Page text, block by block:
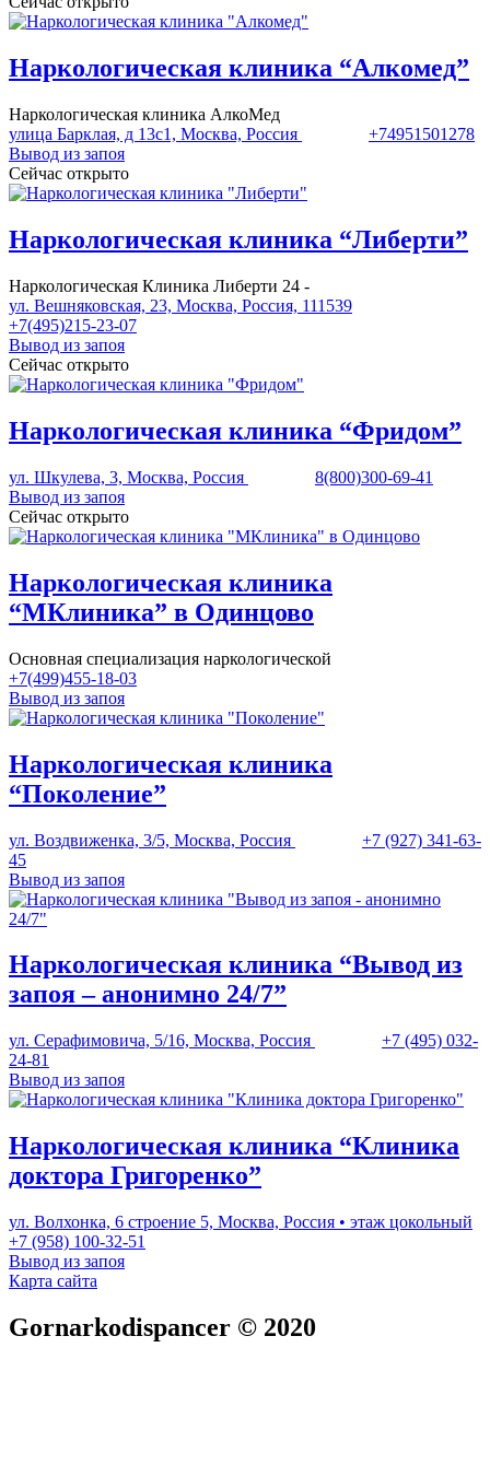
Наркологическая клиника “Алкомед”
Наркологическая клиника АлкоМед
улица Барклая, д 13с1, Москва, Россия
+74951501278
Вывод из запоя
Сейчас открыто
Наркологическая клиника “Либерти”
Наркологическая Клиника Либерти 24 -
ул. Вешняковская, 23, Москва, Россия, 111539
+7(495)215-23-07
Вывод из запоя
Сейчас открыто
Наркологическая клиника “Фридом”
ул. Шкулева, 3, Москва, Россия
8(800)300-69-41
Вывод из запоя
Сейчас открыто
Наркологическая клиника
“МКлиника” в Одинцово
Основная специализация наркологической
+7(499)455-18-03
Вывод из запоя
Наркологическая клиника
“Поколение”
ул. Воздвиженка, 3/5, Москва, Россия
+7 (927) 341-63-
45
Вывод из запоя
Наркологическая клиника “Вывод из
запоя – анонимно 24/7”
ул. Серафимовича, 5/16, Москва, Россия
+7 (495) 032-
24-81
Вывод из запоя
Наркологическая клиника “Клиника
доктора Григоренко”
ул. Волхонка, 6 строение 5, Москва, Россия • этаж цокольный
+7 (958) 100-32-51
Вывод из запоя
Карта сайта
Gornarkodispancer © 2020